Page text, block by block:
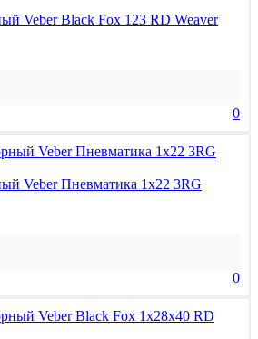
Veber Black Fox 123 RD Weaver
0
Veber Пневматика 1x22 3RG
0